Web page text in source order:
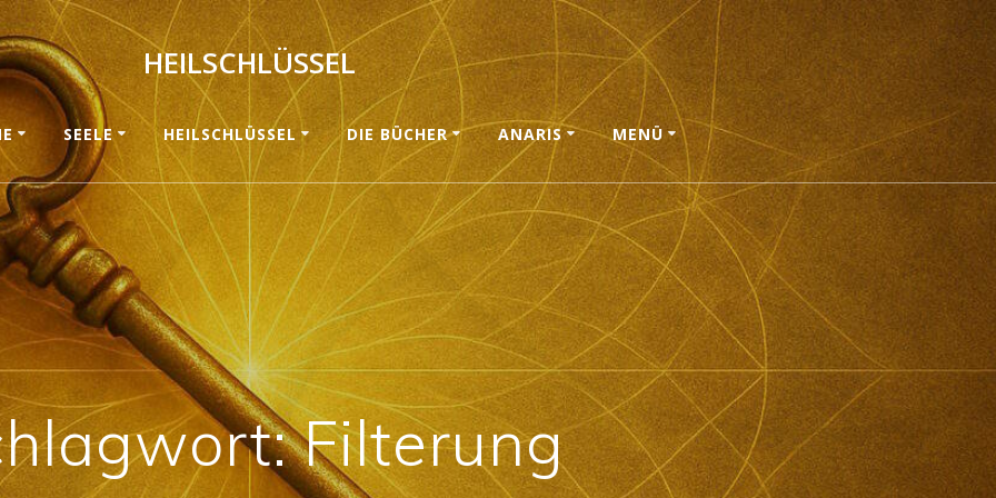
HEILSCHLÜSSEL
SEELE HEILSCHLÜSSEL DIE BÜCHER ANARIS MENÜ
Filterung